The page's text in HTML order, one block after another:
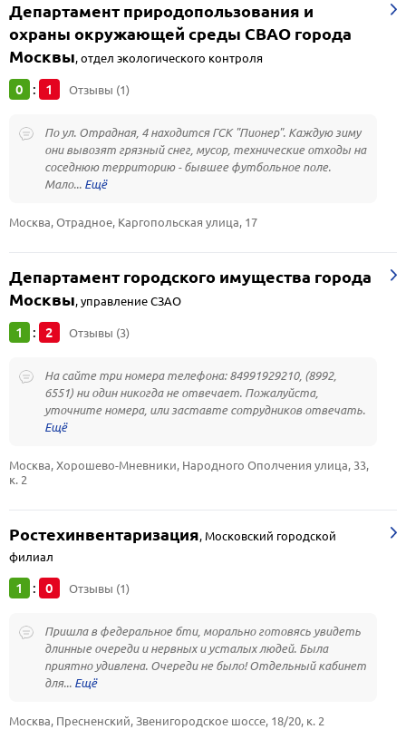
Департамент природопользования и
охраны окружающей среды СВАО города
Москвы,отдел экологического контроля
0 : 1 Отзывы (1)
По ул. Отрадная, 4 находится ГСК "Пионер". Каждую зиму
они вывозят грязный снег, мусор, технические отходы на
соседнюю территорию - бывшее футбольное поле.
Мало...
Москва, Отрадное, Каргопольская улица, 17
Департамент городского имущества города
Москвы,управление СЗАО
1 : 2 Отзывы (3)
На сайте три номера телефона: 84991929210, (8992,
6551) ни один никогда не отвечает. Пожалуйста,
уточните номера, или заставте сотрудников отвечать.
Москва, Хорошево-Мневники, Народного Ополчения улица, 33,
к. 2
Ростехинвентаризация, Московский городской
филиал
1 : 0 Отзывы (1)
Пришла в федеральное бти, морально готовясь увидеть
длинные очереди и нервных и усталых людей. Была
приятно удивлена. Очереди не было! Отдельный кабинет
для...
Москва, Пресненский, Звенигородское шоссе, 18/20, к. 2